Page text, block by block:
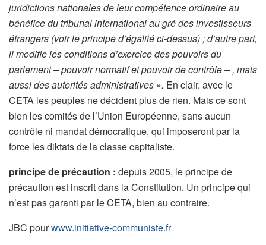
juridictions nationales de leur compétence ordinaire au
bénéfice du tribunal international au gré des investisseurs
étrangers (voir le principe d’égalité ci-dessus) ; d’autre part,
il modifie les conditions d’exercice des pouvoirs du
parlement – pouvoir normatif et pouvoir de contrôle – , mais
aussi des autorités administratives ». En clair, avec le
CETA les peuples ne décident plus de rien. Mais ce sont
bien les comités de l’Union Européenne, sans aucun
contrôle ni mandat démocratique, qui imposeront par la
force les diktats de la classe capitaliste.
principe de précaution : depuis 2005, le principe de
précaution est inscrit dans la Constitution. Un principe qui
n’est pas garanti par le CETA, bien au contraire.
JBC pourwww.initiative-communiste.fr